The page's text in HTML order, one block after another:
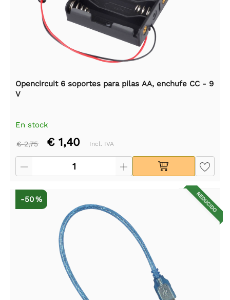
Opencircuit 6 soportes para pilas AA, enchufe CC - 9
V
En stock
€ 2,75 € 1,40 Incl. IVA
REDUCIDO
-50 %